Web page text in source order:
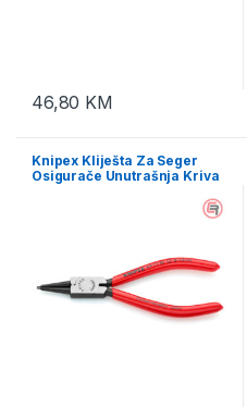
46,80 KM
Knipex Kliješta Za Seger
Osigurače Unutrašnja Kriva